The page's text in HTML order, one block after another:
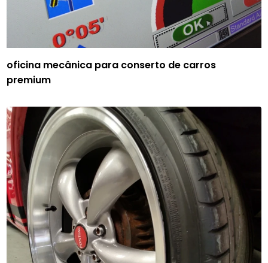
oficina mecânica para conserto de carros
premium